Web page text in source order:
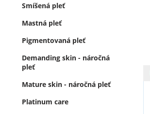
Smíšená pleť
Mastná pleť
Pigmentovaná pleť
Demanding skin - náročná
pleť
Mature skin - náročná pleť
Platinum care